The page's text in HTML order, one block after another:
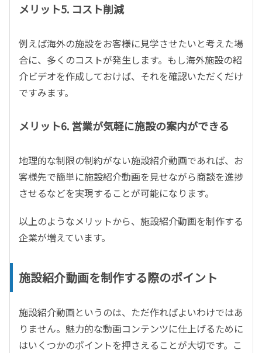
メリット5. コスト削減
例えば海外の施設をお客様に見学させたいと考えた場
合に、多くのコストが発生します。もし海外施設の紹
介ビデオを作成しておけば、それを確認いただくだけ
ですみます。
メリット6. 営業が気軽に施設の案内ができる
地理的な制限の制約がない施設紹介動画であれば、お
客様先で簡単に施設紹介動画を見せながら商談を進捗
させるなどを実現することが可能になります。
以上のようなメリットから、施設紹介動画を制作する
企業が増えています。
施設紹介動画を制作する際のポイント
施設紹介動画というのは、ただ作ればよいわけではあ
りません。魅力的な動画コンテンツに仕上げるために
はいくつかのポイントを押さえることが大切です。こ